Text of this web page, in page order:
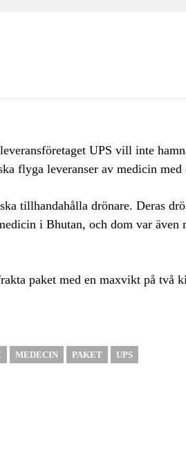
UPS vill inte
flyga leveranser av medicin med
tillhandahålla drönare. Deras
i Bhutan, och dom var även
paket med en maxvikt på två
MEDECIN PAKET UPS